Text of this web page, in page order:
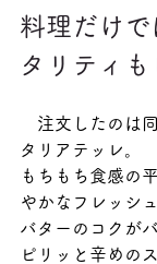
料理だけ
タリティ
注文したのは同
タリアテッレ。
もちもち食感の
やかなフレッシ
バターのコクが
ピリッと辛めの